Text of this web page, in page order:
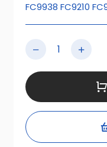
FC9938 FC9210